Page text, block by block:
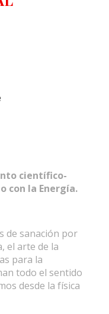
científico-
con la Energía.
de sanación por
el arte de la
para la
todo el sentido
desde la física